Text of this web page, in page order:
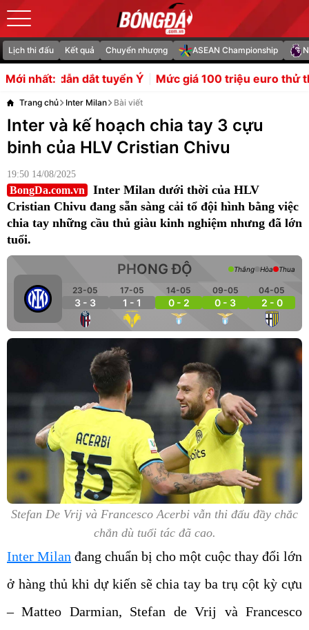
Lịch thi đấu Kết quả Chuyển nhượng ASEAN Championship
Mới nhất:
Ý Mức giá 100 triệu euro thử thách Man Utd vụ
Trang chủ Inter Milan Bài viết
Inter và kế hoạch chia tay 3 cựu
binh của HLV Cristian Chivu
19:50 14/08/2025
BongDa.com.vn
Inter Milan dưới thời của HLV
Cristian Chivu đang sẵn sàng cải tổ đội hình bằng việc
chia tay những cầu thủ giàu kinh nghiệm nhưng đã lớn
tuổi.
PHONG ĐỘ
23-05
3 - 3
17-05
1 - 1
14-05
0 - 2
09-05
0 - 3
04-05
2 - 0
Thắng Hòa Thua
Stefan De Vrij và Francesco Acerbi vẫn thi đấu đầy chắc
chắn dù tuổi tác đã cao.
Inter Milan đang chuẩn bị cho một cuộc thay đổi lớn
ở hàng thủ khi dự kiến sẽ chia tay ba trụ cột kỳ cựu
– Matteo Darmian, Stefan de Vrij và Francesco